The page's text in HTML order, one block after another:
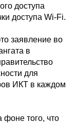
доступа
доступа Wi-Fi.
заявление во
в
для
ИКТ в каждом
фоне того, что